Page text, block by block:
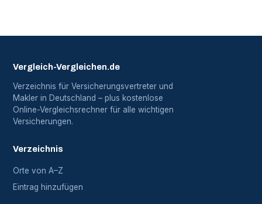
Vergleich-Vergleichen.de
Verzeichnis für Versicherungsvertreter und
Makler in Deutschland – plus kostenlose
Online-Vergleichsrechner für alle wichtigen
Versicherungen.
Verzeichnis
Orte von A–Z
Eintrag hinzufügen